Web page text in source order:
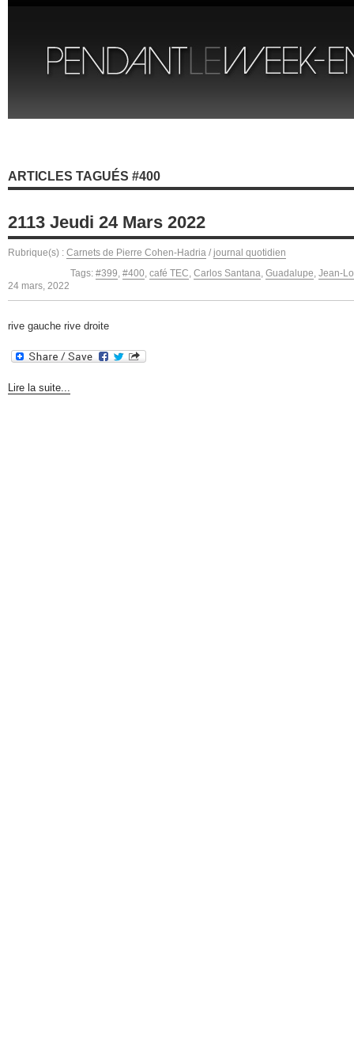
ARTICLES TAGUÉS #400
2113 Jeudi 24 Mars 2022
Rubrique(s) : Carnets de Pierre Cohen-Hadria / journal quotidien
Tags: #399, #400, café TEC, Carlos Santana, Guadalupe, Jean-
24 mars, 2022
rive gauche rive droite
Lire la suite...